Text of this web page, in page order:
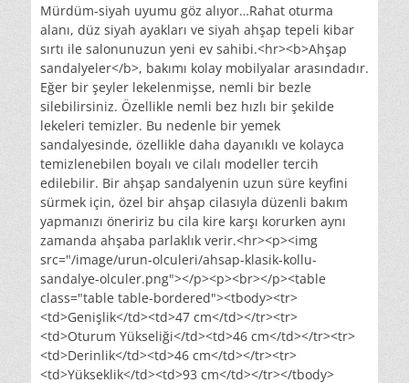
Mürdüm-siyah uyumu göz alıyor…Rahat oturma
alanı, düz siyah ayakları ve siyah ahşap tepeli kibar
sırtı ile salonunuzun yeni ev sahibi.<hr><b>Ahşap
sandalyeler</b>, bakımı kolay mobilyalar arasındadır.
Eğer bir şeyler lekelenmişse, nemli bir bezle
silebilirsiniz. Özellikle nemli bez hızlı bir şekilde
lekeleri temizler. Bu nedenle bir yemek
sandalyesinde, özellikle daha dayanıklı ve kolayca
temizlenebilen boyalı ve cilalı modeller tercih
edilebilir. Bir ahşap sandalyenin uzun süre keyfini
sürmek için, özel bir ahşap cilasıyla düzenli bakım
yapmanızı öneririz bu cila kire karşı korurken aynı
zamanda ahşaba parlaklık verir.<hr><p><img
src="/image/urun-olculeri/ahsap-klasik-kollu-
sandalye-olculer.png"></p><p><br></p><table
class="table table-bordered"><tbody><tr>
<td>Genişlik</td><td>47 cm</td></tr><tr>
<td>Oturum Yükseliği</td><td>46 cm</td></tr><tr>
<td>Derinlik</td><td>46 cm</td></tr><tr>
<td>Yükseklik</td><td>93 cm</td></tr></tbody>